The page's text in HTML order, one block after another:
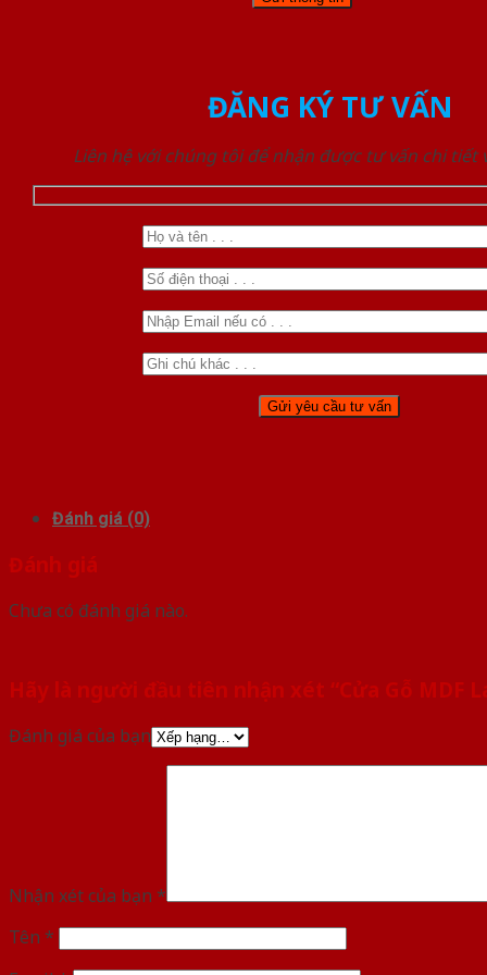
ĐĂNG KÝ TƯ VẤN
Liên hệ với chúng tôi để nhận được tư vấn chi tiết
Đánh giá (0)
Đánh giá
Chưa có đánh giá nào.
Hãy là người đầu tiên nhận xét “Cửa Gỗ MDF
Đánh giá của bạn
Nhận xét của bạn *
Tên *